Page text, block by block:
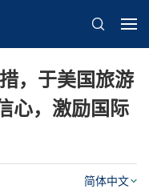
，于美国旅游
心，激励国际
简体中文